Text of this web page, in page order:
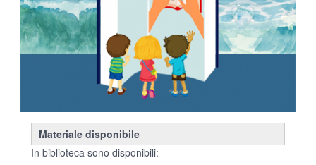
Materiale disponibile
In biblioteca sono disponibili: